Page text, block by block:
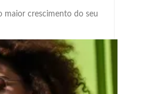
maior crescimento do seu